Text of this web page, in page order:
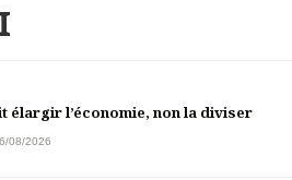
élargir l’économie, non la diviser
08/2026